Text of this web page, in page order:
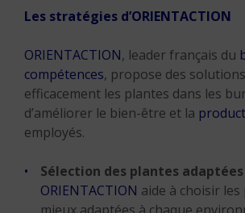
Les stratégies d’ORIENTACTION
ORIENTACTION, leader français du
compétences, propose des
efficacement les plantes dans les
d’améliorer le bien-être et la
employés.
Sélection des plantes adaptées
ORIENTACTION aide à choisir